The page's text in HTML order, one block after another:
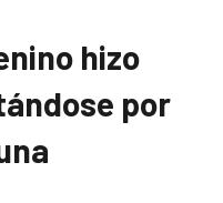
hizo
por